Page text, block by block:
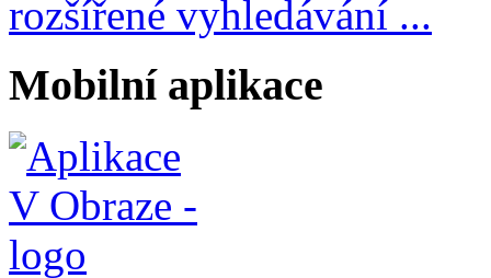
rozšířené vyhledávání ...
Mobilní aplikace